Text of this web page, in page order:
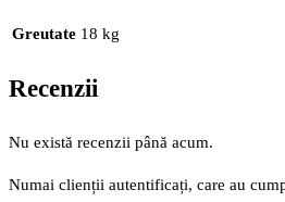
Greutate 18 kg
Recenzii
Nu există recenzii până acum.
Numai clienții autentificați, care au